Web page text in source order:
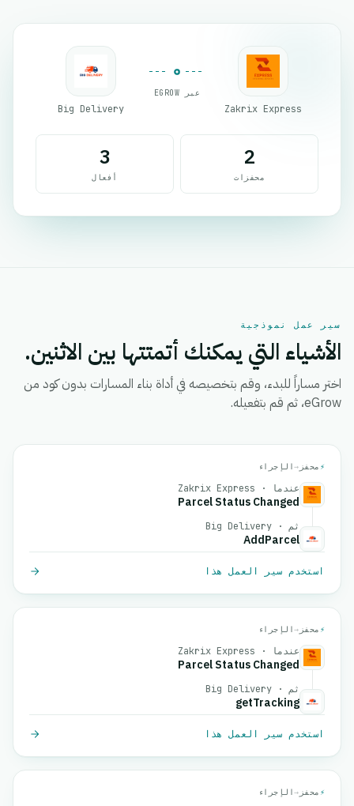
Zakrix Express
عبر EGROW
Big Delivery
2
محفزات
3
أفعال
سير عمل نموذجية
الأشياء التي يمكنك أتمتتها بين الاثنين.
اختر مساراً للبدء، وقم بتخصيصه في أداة بناء المسارات بدون كود من
eGrow، ثم قم بتفعيله.
⚡ محفز →الإجراء
عندما · Zakrix Express
Parcel Status Changed
ثم · Big Delivery
AddParcel
استخدم سير العمل هذا
⚡ محفز →الإجراء
عندما · Zakrix Express
Parcel Status Changed
ثم · Big Delivery
getTracking
استخدم سير العمل هذا
⚡ محفز →الإجراء